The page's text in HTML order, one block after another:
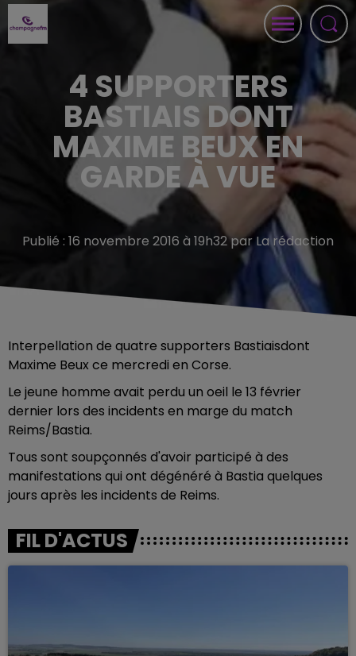
4 SUPPORTERS
BASTIAIS DONT
MAXIME BEUX EN
GARDE À VUE
Publié : 16 novembre 2016 à 19h32 par La rédaction
Interpellation de quatre supporters Bastiaisdont
Maxime Beux ce mercredi en Corse.
Le jeune homme avait perdu un oeil le 13 février
dernier lors des incidents en marge du match
Reims/Bastia.
Tous sont soupçonnés d'avoir participé à des
manifestations qui ont dégénéré à Bastia quelques
jours après les incidents de Reims.
FIL D'ACTUS